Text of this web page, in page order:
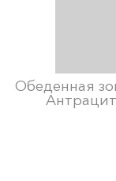
Обеденная